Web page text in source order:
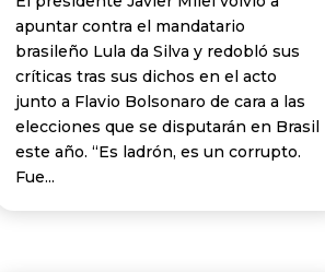
apuntar contra el mandatario
brasileño Lula da Silva y redobló sus
críticas tras sus dichos en el acto
junto a Flavio Bolsonaro de cara a las
elecciones que se disputarán en Brasil
este año. “Es ladrón, es un corrupto.
Fue...